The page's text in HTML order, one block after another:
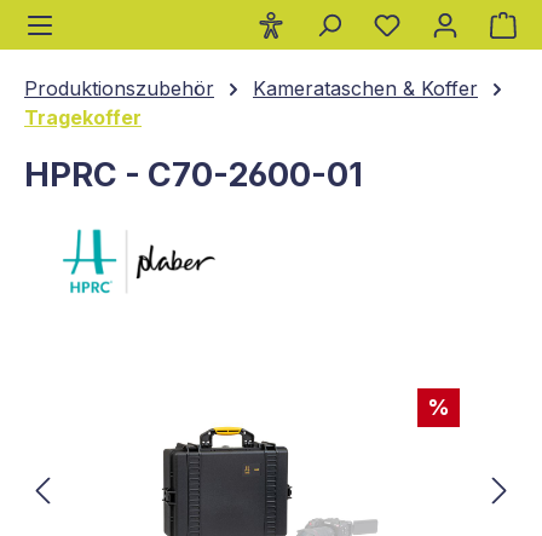
springen
Produktionszubehör
Kamerataschen & Koffer
Tragekoffer
HPRC - C70-2600-01
%